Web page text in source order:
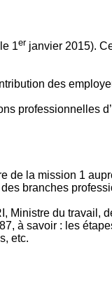
1er janvier 2015).
des
professionnelles
de la mission 1
branches
du travail,
à savoir : les
etc.